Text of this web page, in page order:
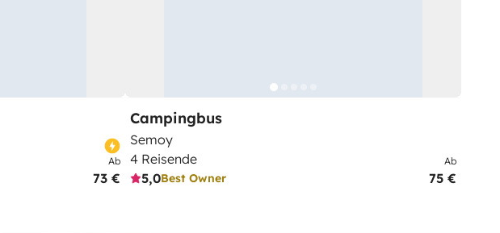
Ab
73 €
Campingbus
Semoy
4 Reisende
5,0Best Owner
Ab
75 €